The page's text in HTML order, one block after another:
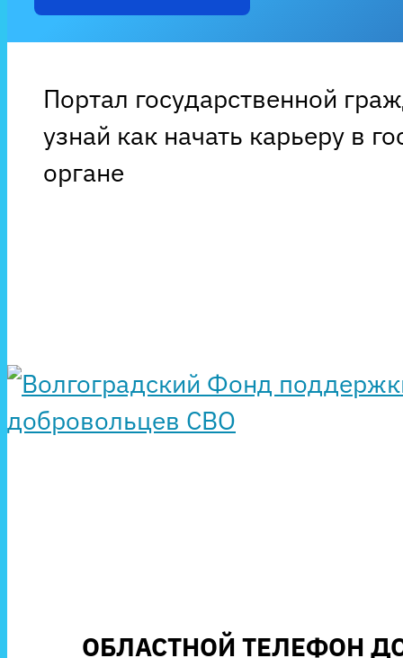
Портал государственной
узнай как начать карьеру в
органе
ОБЛАСТНОЙ ТЕЛЕФОН